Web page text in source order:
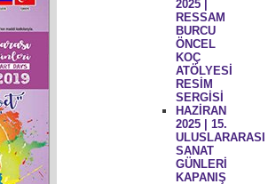
2025 |
RESSAM
BURCU
ÖNCEL
KOÇ
ATÖLYESİ
RESİM
SERGİSİ
HAZİRAN
2025 | 15.
ULUSLARARASI
SANAT
GÜNLERİ
KAPANIŞ